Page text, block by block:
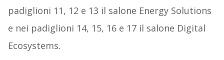
padiglioni 11, 12 e 13 il salone Energy Solutions
e nei padiglioni 14, 15, 16 e 17 il salone Digital
Ecosystems.